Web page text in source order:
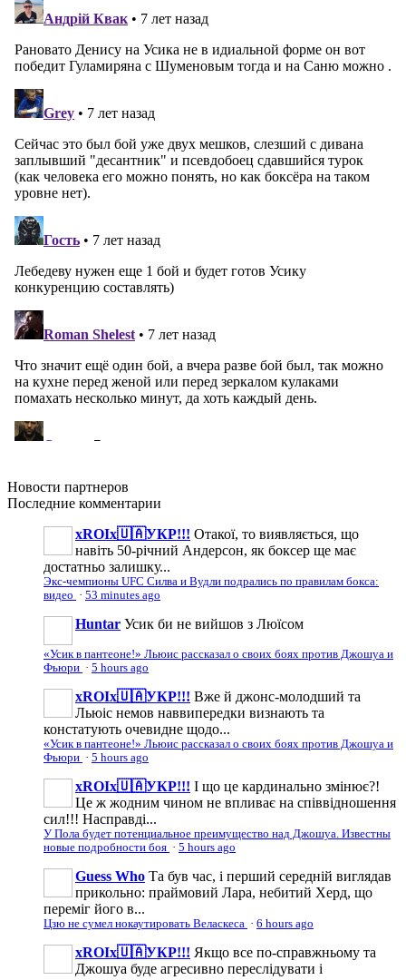
Новости партнеров
Последние комментарии
xROIx🇺🇦УКР!!! Отакої, то виявляється, що
навіть 50-річний Андерсон, як боксер ще має
достатньо залишку...
Экс-чемпионы UFC Силва и Вудли подрались по правилам бокса:
видео · 53 minutes ago
Huntar Усик би не вийшов з Люїсом
«Усик в пантеоне!» Льюис рассказал о своих боях против Джошуа и
Фьюри · 5 hours ago
xROIx🇺🇦УКР!!! Вже й джонс-молодший та
Льюіс немов наввипередки визнають та
констатують очевидне щодо...
«Усик в пантеоне!» Льюис рассказал о своих боях против Джошуа и
Фьюри · 5 hours ago
xROIx🇺🇦УКР!!! І що це кардинально змінює?!
Це ж жодним чином не впливає на співвідношення
сил!!! Насправді...
У Пола будет потенциальное преимущество над Джошуа. Известны
новые подробности боя · 5 hours ago
Guess Who Та був час, і перший середній виглядав
прикольно: праймовий Лара, небитий Херд, що
переміг його в...
Цзю не сумел нокаутировать Веласкеса · 6 hours ago
xROIx🇺🇦УКР!!! Якщо все по-справжньому та
Джошуа буде агресивно переслідувати і